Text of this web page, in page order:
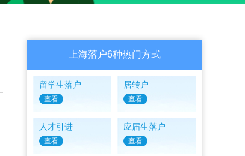
上海落户6种热门方式
留学生落户
查看
居转户
查看
人才引进
查看
应届生落户
查看